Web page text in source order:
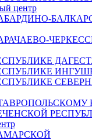
центр